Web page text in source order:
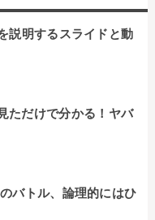
説明するスライドと動
ただけで分かる！ヤバ
バトル、論理的にはひ